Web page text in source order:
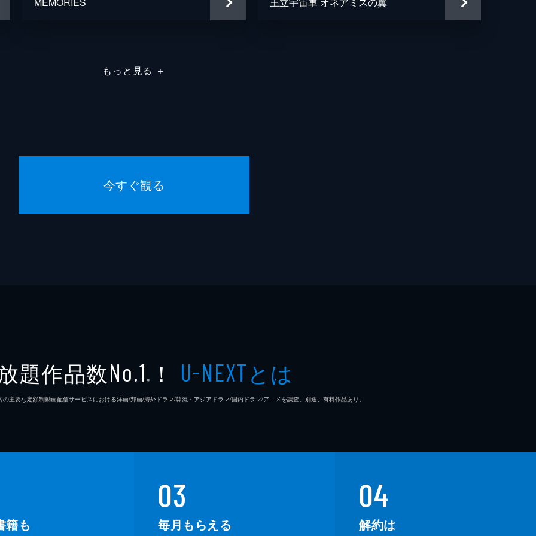
もっと見る ＋
今すぐ観る
題作品数No.1 ※ ！ U-NEXTとは
主要な定額制動画配信サービスにおける洋画/邦画/海外ドラマ/韓流・アジアドラマ/国内ドラマ/アニメを調査。別途、有料作品あり。
籍も
03
毎月もらえる
04
解約は